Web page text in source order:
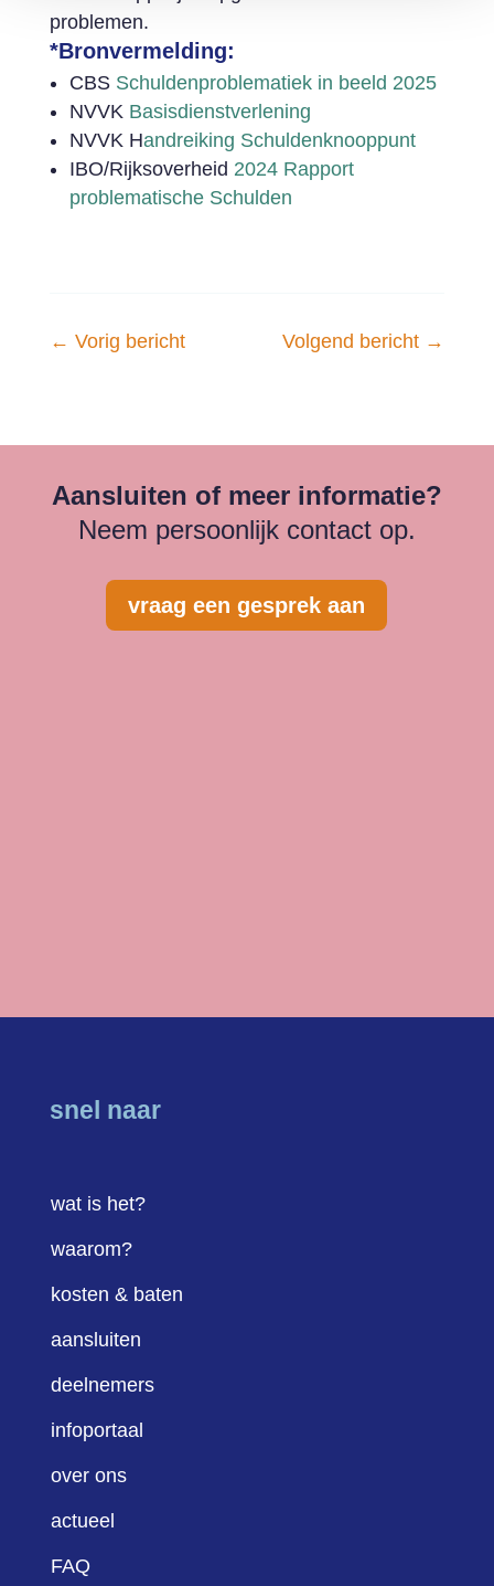
problemen.
*Bronvermelding:
CBS Schuldenproblematiek in beeld 2025
NVVK Basisdienstverlening
NVVK Handreiking Schuldenknooppunt
IBO/Rijksoverheid 2024 Rapport
problematische Schulden
← Vorig bericht Volgend bericht →
Aansluiten of meer informatie?
Neem persoonlijk contact op.
vraag een gesprek aan
snel naar
wat is het?
waarom?
kosten & baten
aansluiten
deelnemers
infoportaal
over ons
actueel
FAQ